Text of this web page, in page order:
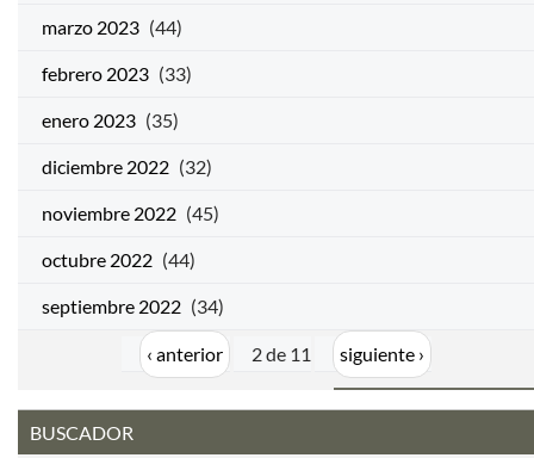
marzo 2023 (44)
febrero 2023 (33)
enero 2023 (35)
diciembre 2022 (32)
noviembre 2022 (45)
octubre 2022 (44)
septiembre 2022 (34)
‹ anterior 2 de 11 siguiente ›
BUSCADOR